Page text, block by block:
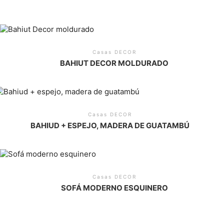
Casas DECOR
BAHIUT DECOR MOLDURADO
Casas DECOR
BAHIUD + ESPEJO, MADERA DE GUATAMBÚ
Casas DECOR
SOFÁ MODERNO ESQUINERO